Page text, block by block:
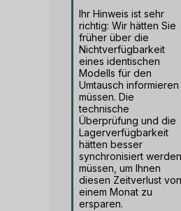
Ihr Hinweis ist sehr
richtig: Wir hätten Sie
früher über die
Nichtverfügbarkeit
eines identischen
Modells für den
Umtausch informieren
müssen. Die
technische
Überprüfung und die
Lagerverfügbarkeit
hätten besser
synchronisiert werden
müssen, um Ihnen
diesen Zeitverlust von
einem Monat zu
ersparen.